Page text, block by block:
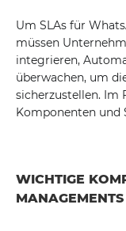
Um SLAs für
müssen
integrieren,
überwachen, um
sicherzustellen. Im
Komponenten und
WICHTIGE